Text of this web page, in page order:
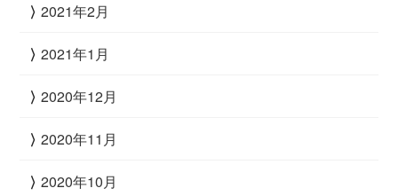
2021年2月
2021年1月
2020年12月
2020年11月
2020年10月